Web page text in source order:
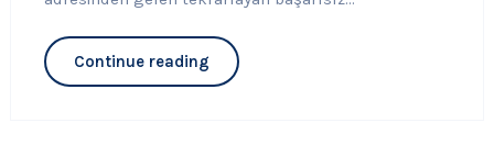
Continue reading